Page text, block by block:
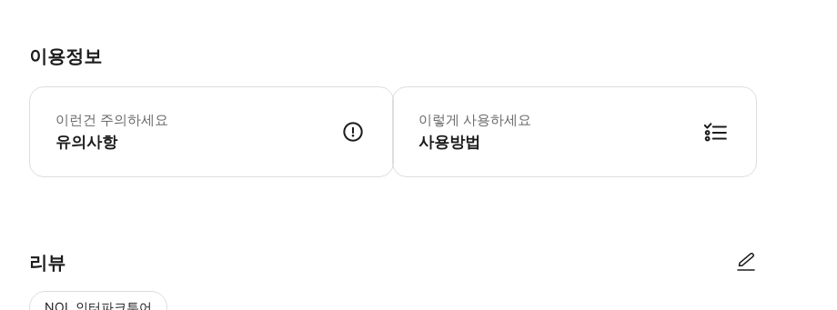
이용정보
이런건 주의하세요
유의사항
* 소요시간 : 90분 (옵션에 따라 소요 시간이 다를 수 있으니, 예약 시 확인 부탁드립
이렇게 사용하세요
사용방법
리뷰
NOL 인터파크투어